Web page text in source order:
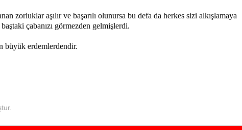
zorluklar aşılır ve başarılı olunursa bu defa da herkes sizi alkışlamaya
çabanızı görmezden gelmişlerdi.
büyük erdemlerdendir.